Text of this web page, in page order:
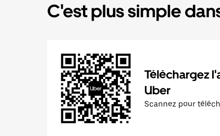
C'est plus simple
Téléchargez
Uber
Scannez pour